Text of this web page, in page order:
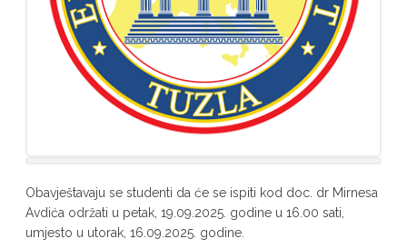
Obavještavaju se studenti da će se ispiti kod doc. dr Mirnesa
Avdića održati u petak, 19.09.2025. godine u 16.00 sati,
umjesto u utorak, 16.09.2025. godine.